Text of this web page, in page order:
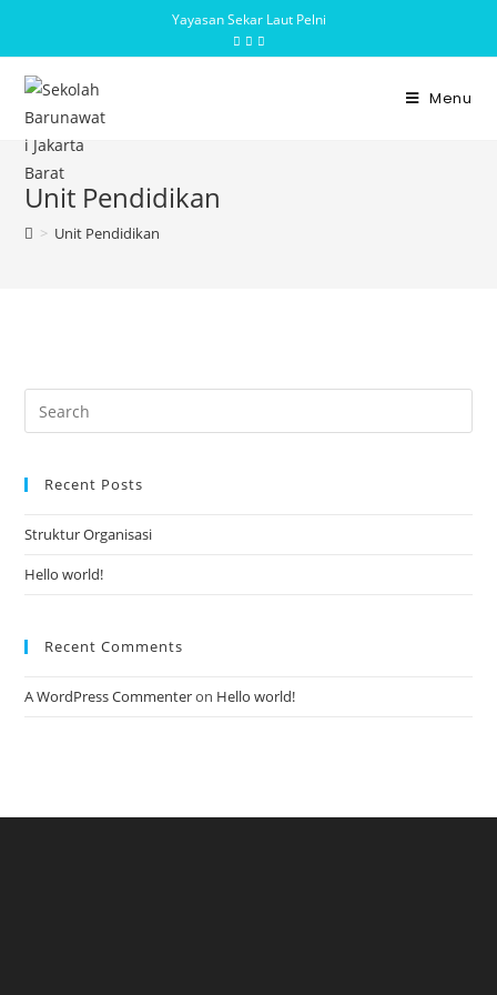
Yayasan Sekar Laut Pelni
Menu
Unit Pendidikan
> Unit Pendidikan
Recent Posts
Struktur Organisasi
Hello world!
Recent Comments
A WordPress Commenteron Hello world!